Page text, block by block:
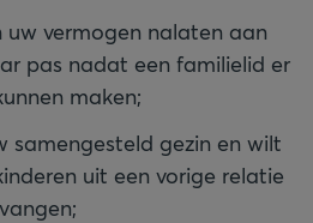
uw vermogen nalaten aan
pas nadat een familielid er
maken;
samengesteld gezin en wilt
uit een vorige relatie